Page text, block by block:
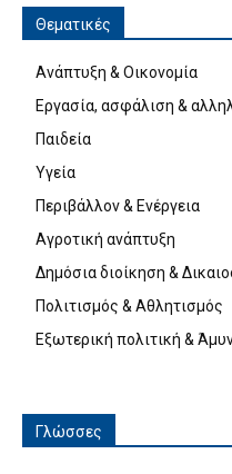
Θεματικές
Ανάπτυξη & Οικονομία
Εργασία, ασφάλιση &
Παιδεία
Υγεία
Περιβάλλον & Ενέργεια
Αγροτική ανάπτυξη
Δημόσια διοίκηση &
Πολιτισμός & Αθλητισμός
Εξωτερική πολιτική &
Γλώσσες